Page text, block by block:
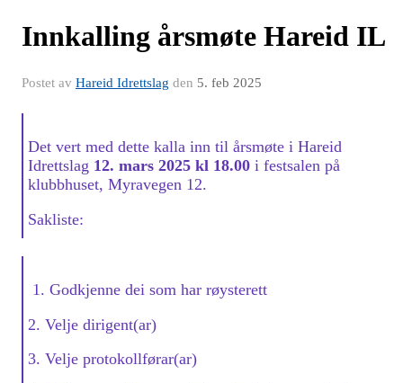
Innkalling årsmøte Hareid IL
Postet av Hareid Idrettslag den 5. feb 2025
Det vert med dette kalla inn til årsmøte i Hareid
Idrettslag 12. mars 2025 kl 18.00 i festsalen på
klubbhuset, Myravegen 12.
Sakliste:
1. Godkjenne dei som har røysterett
2. Velje dirigent(ar)
3. Velje protokollførar(ar)